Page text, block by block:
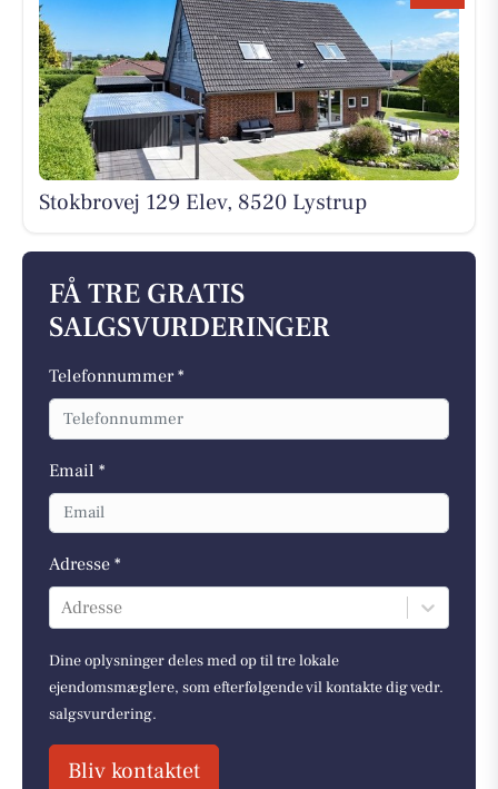
Stokbrovej 129 Elev, 8520 Lystrup
FÅ TRE GRATIS
SALGSVURDERINGER
Telefonnummer *
Email *
Adresse *
Adresse
Dine oplysninger deles med op til tre lokale
ejendomsmæglere, som efterfølgende vil kontakte dig vedr.
salgsvurdering.
Bliv kontaktet